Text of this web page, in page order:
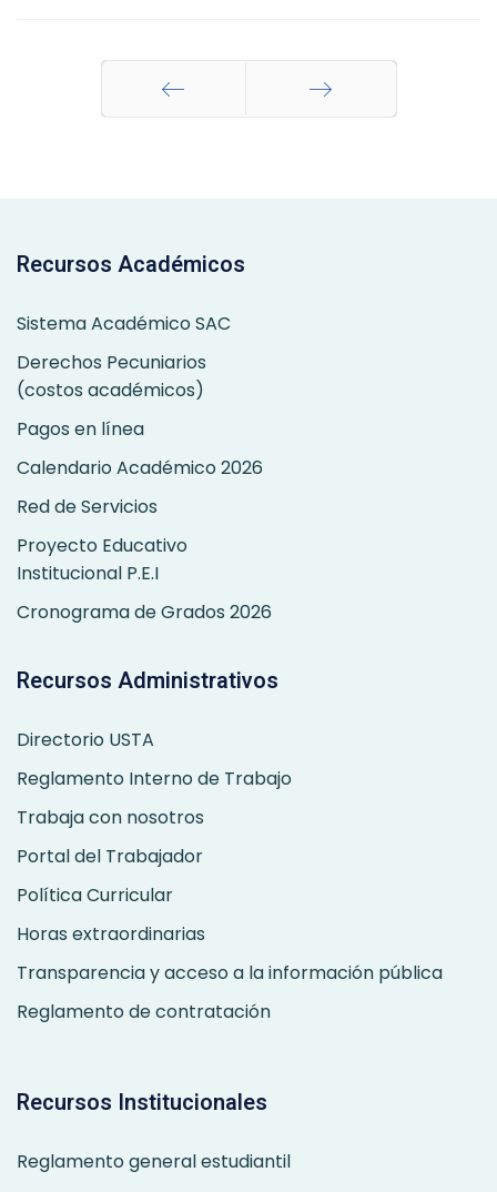
Recursos Académicos
Sistema Académico SAC
Derechos Pecuniarios
(costos académicos)
Pagos en línea
Calendario Académico 2026
Red de Servicios
Proyecto Educativo
Institucional P.E.I
Cronograma de Grados 2026
Recursos Administrativos
Directorio USTA
Reglamento Interno de Trabajo
Trabaja con nosotros
Portal del Trabajador
Política Curricular
Horas extraordinarias
Transparencia y acceso a la información pública
Reglamento de contratación
Recursos Institucionales
Reglamento general estudiantil